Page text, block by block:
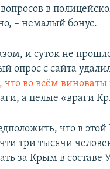
в
– немалый бонус.
и суток не
опрос с сайта
что во всём виноваты
а целые «враги
что в
три тысячи
за Крым в составе